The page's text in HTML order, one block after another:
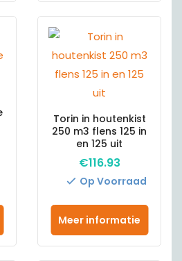
Torin in houtenkist
250 m3 flens 125 in
en 125 uit
€116.93
Meer informatie
Op Voorraad